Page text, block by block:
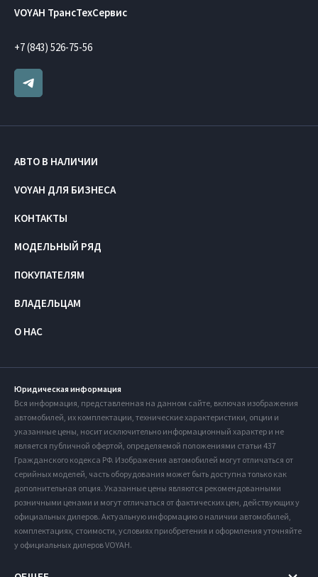
VOYAH ТрансТехСервис
+7 (843) 526-75-56
АВТО В НАЛИЧИИ
VOYAH ДЛЯ БИЗНЕСА
КОНТАКТЫ
МОДЕЛЬНЫЙ РЯД
ПОКУПАТЕЛЯМ
ВЛАДЕЛЬЦАМ
О НАС
Юридическая информация
Вся информация, представленная на данном сайте, включая изображения
автомобилей, их комплектации, технические характеристики, опции и
указанные цены, носит исключительно информационный характер и не
является публичной офертой, определяемой положениями статьи 437
Гражданского кодекса РФ. Изображения автомобилей могут отличаться от
серийных моделей, часть оборудования может быть доступна только как
дополнительная опция. Указанные цены являются рекомендованными
розничными ценами и могут отличаться от фактических цен, действующих у
официальных дилеров. Актуальную информацию о наличии автомобилей,
комплектациях, стоимости, условиях приобретения и оформления уточняйте
у официальных дилеров VOYAH.